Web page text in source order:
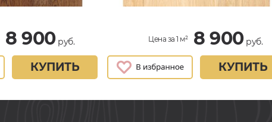
8 900руб.
КУПИТЬ
Цена за 1 м² 8 900руб.
КУПИТЬ